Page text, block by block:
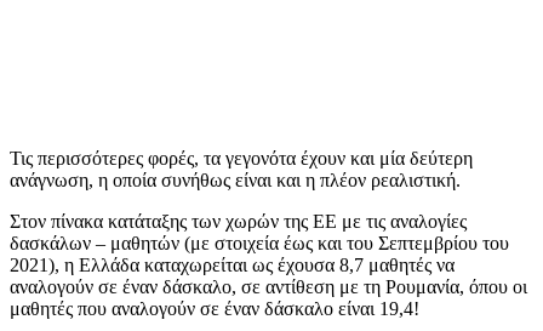
Τις περισσότερες φορές, τα γεγονότα έχουν και μία δεύτερη
ανάγνωση, η οποία συνήθως είναι και η πλέον ρεαλιστική.
Στον πίνακα κατάταξης των χωρών της ΕΕ με τις αναλογίες
δασκάλων – μαθητών (με στοιχεία έως και του Σεπτεμβρίου του
2021), η Ελλάδα καταχωρείται ως έχουσα 8,7 μαθητές να
αναλογούν σε έναν δάσκαλο, σε αντίθεση με τη Ρουμανία, όπου οι
μαθητές που αναλογούν σε έναν δάσκαλο είναι 19,4!